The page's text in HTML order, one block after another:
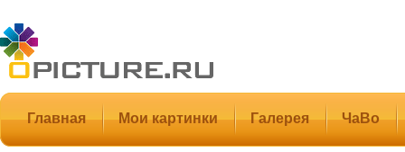
Главная Мои картинки Галерея ЧаВо